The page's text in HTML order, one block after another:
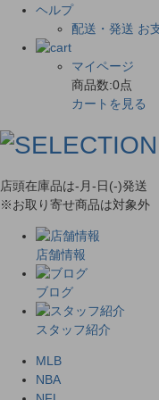
ヘルプ
配送・発送 お
マイページ
商品数:0点
カートを見る
店頭在庫品は-月-日(-)発送
※お取り寄せ商品は対象外
店舗情報
ブログ
スタッフ紹介
MLB
NBA